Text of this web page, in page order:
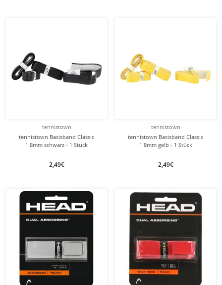
tennistown
tennistown Basisband Classic
1.8mm schwarz - 1 Stück
2,49€
tennistown
tennistown Basisband Classic
1.8mm gelb - 1 Stück
2,49€